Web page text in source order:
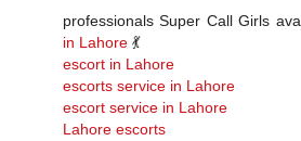
professionals Super Call Girls
in Lahore 💃
escort in Lahore
escorts service in Lahore
escort service in Lahore
Lahore escorts